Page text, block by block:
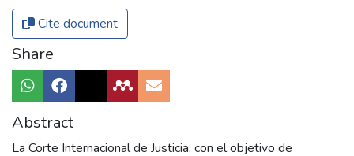
Cite document
Share
Abstract
La Corte Internacional de Justicia, con el objetivo de